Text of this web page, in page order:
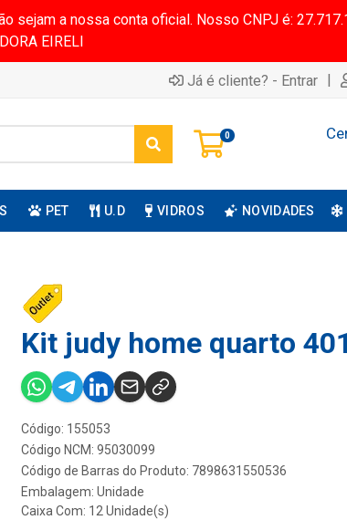
sejam a nossa conta oficial. Nosso CNPJ é:
EIRELI
Já é cliente? - Entrar |
0
PET U.D VIDROS NOVIDADES
Kit judy home quarto 401
Código: 155053
Código NCM: 95030099
Código de Barras do Produto: 7898631550536
Embalagem: Unidade
Caixa Com: 12 Unidade(s)